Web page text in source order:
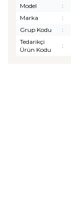
Model
:
Marka
:
Grup Kodu
:
Tedarikçi
Ürün Kodu
: